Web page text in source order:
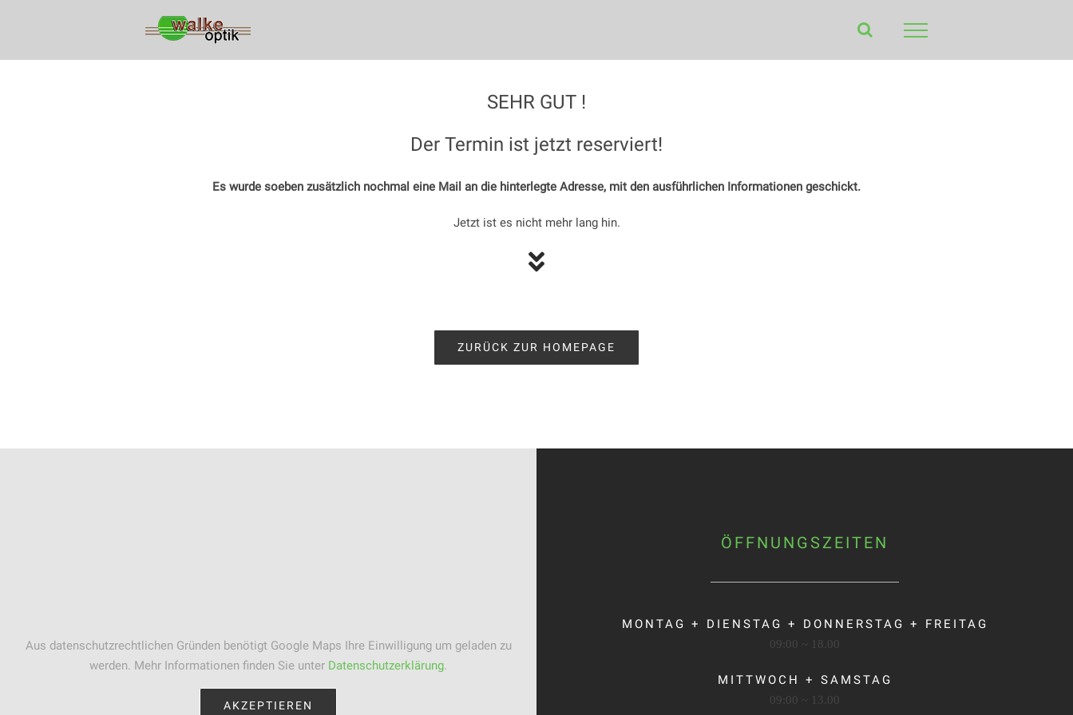
SEHR GUT !
Der Termin ist jetzt reserviert!
Es wurde soeben zusätzlich nochmal eine Mail an die hinterlegte Adresse, mit den ausführlichen Informationen geschickt.
Jetzt ist es nicht mehr lang hin.
ZURÜCK ZUR HOMEPAGE
Aus datenschutzrechtlichen Gründen benötigt Google Maps Ihre Einwilligung um geladen zu
werden. Mehr Informationen finden Sie unter Datenschutzerklärung.
AKZEPTIEREN
ÖFFNUNGSZEITEN
MONTAG + DIENSTAG + DONNERSTAG + FREITAG
09:00 ~ 18.00
MITTWOCH + SAMSTAG
09:00 ~ 13.00